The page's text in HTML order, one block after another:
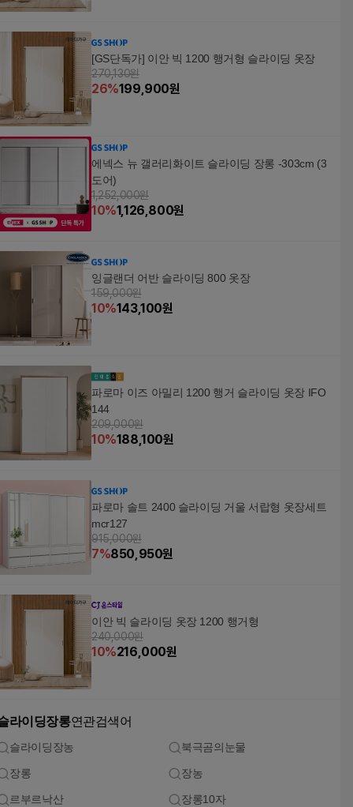
[GS단독가] 이안 빅 1200 행거형 슬라이딩 옷장
270,130원
26%199,900원
에넥스 뉴 갤러리화이트 슬라이딩 장롱 -303cm (3
도어)
1,252,000원
10%1,126,800원
잉글랜더 어반 슬라이딩 800 옷장
159,000원
10%143,100원
파로마 이즈 아밀리 1200 행거 슬라이딩 옷장 IFO
144
209,000원
10%188,100원
파로마 솔트 2400 슬라이딩 거울 서랍형 옷장세트
mcr127
915,000원
7%850,950원
이안 빅 슬라이딩 옷장 1200 행거형
240,000원
10%216,000원
라이딩장롱연관검색어
슬라이딩장농 북극곰의눈물
장롱 장농
르부르낙산 장롱10자